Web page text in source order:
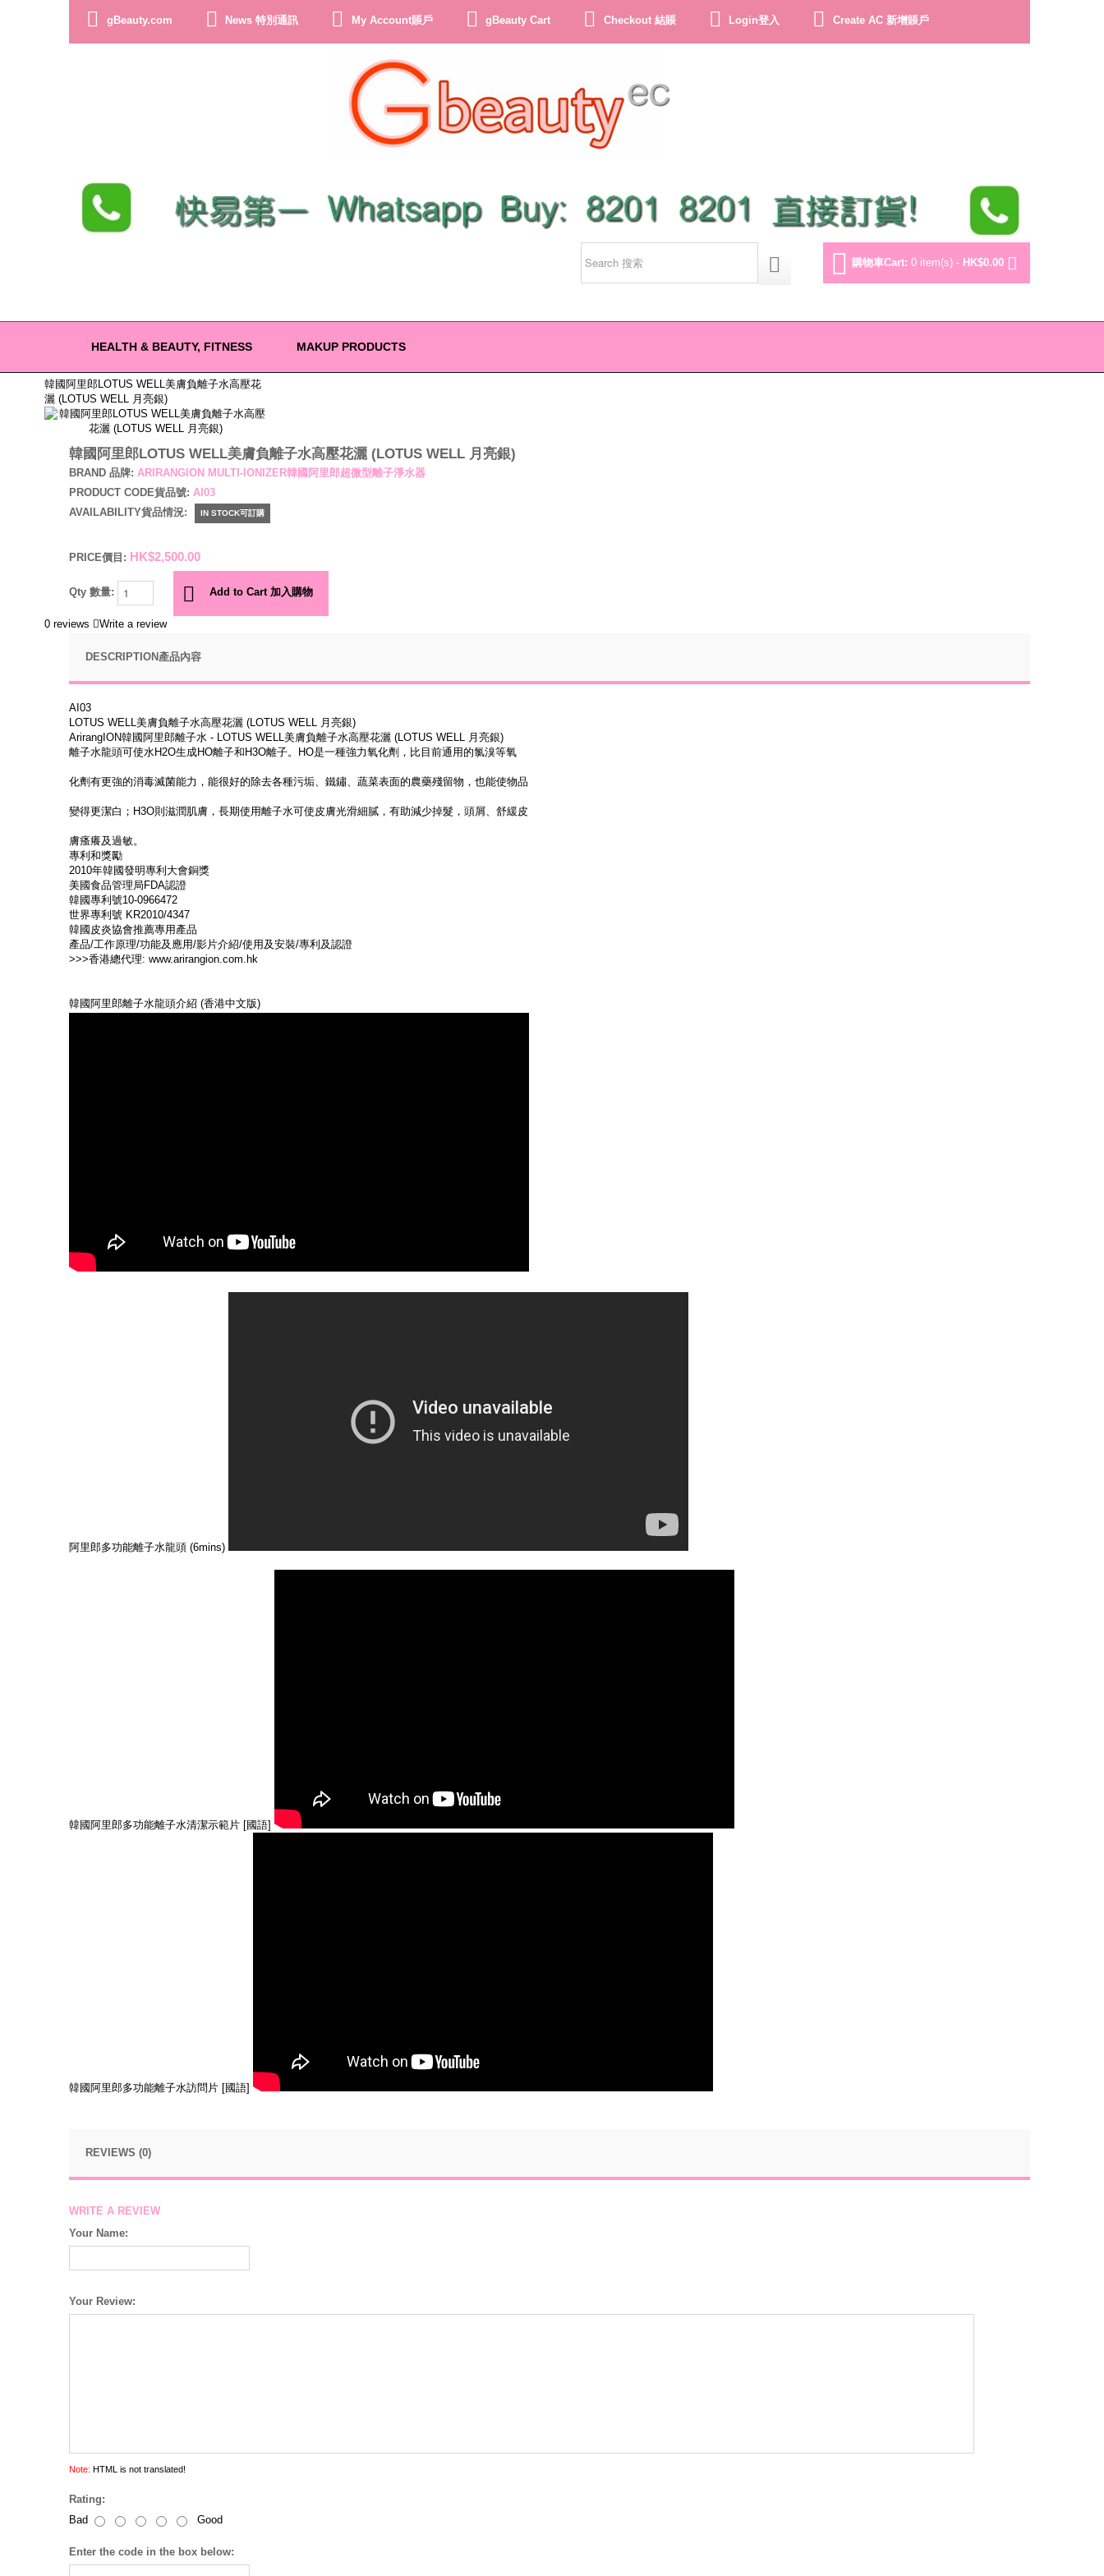
gBeauty.com News 特別通訊 My Account賬戶 gBeauty Cart Checkout 結賬 Login登入 Create AC 新增賬戶
購物車Cart: 0 item(s) - HK$0.00
HEALTH & BEAUTY, FITNESS MAKUP PRODUCTS
韓國阿里郎LOTUS WELL美膚負離子水高壓花
灑 (LOTUS WELL 月亮銀)
韓國阿里郎LOTUS WELL美膚負離子水高壓花灑 (LOTUS WELL 月亮銀)
BRAND 品牌: ARIRANGION MULTI-IONIZER韓國阿里郎超微型離子淨水器
PRODUCT CODE貨品號: AI03
AVAILABILITY貨品情況:
IN STOCK可訂購
PRICE價目: HK$2,500.00
Qty 數量: Add to Cart 加入購物
0 reviews Write a review
DESCRIPTION產品內容
AI03
LOTUS WELL美膚負離子水高壓花灑 (LOTUS WELL 月亮銀)
ArirangION韓國阿里郎離子水 - LOTUS WELL美膚負離子水高壓花灑 (LOTUS WELL 月亮銀)
離子水龍頭可使水H2O生成HO離子和H3O離子。HO是一種強力氧化劑，比目前通用的氯溴等氧
化劑有更強的消毒滅菌能力，能很好的除去各種污垢、鐵鏽、蔬菜表面的農藥殘留物，也能使物品
變得更潔白；H3O則滋潤肌膚，長期使用離子水可使皮膚光滑細膩，有助減少掉髮，頭屑、舒緩皮
膚瘙癢及過敏。
專利和獎勵
2010年韓國發明專利大會銅獎
美國食品管理局FDA認證
韓國專利號10-0966472
世界專利號 KR2010/4347
韓國皮炎協會推薦專用產品
產品/工作原理/功能及應用/影片介紹/使用及安裝/專利及認證
>>>香港總代理: www.arirangion.com.hk
韓國阿里郎離子水龍頭介紹 (香港中文版)
阿里郎多功能離子水龍頭 (6mins)
韓國阿里郎多功能離子水清潔示範片 [國語]
韓國阿里郎多功能離子水訪問片 [國語]
REVIEWS (0)
WRITE A REVIEW
Your Name:
Your Review:
Note: HTML is not translated!
Rating:
Bad
Good
Enter the code in the box below: